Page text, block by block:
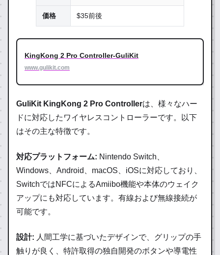
価格 $35前後
KingKong 2 Pro Controller-GuliKit
www.gulikit.com
GuliKit KingKong 2 Pro Controllerは、様々なハー
ドに対応したワイヤレスコントローラーです。以下
はその主な特徴です。
対応プラットフォーム: Nintendo Switch、
Windows、Android、macOS、iOSに対応しており、
SwitchではNFCによるAmiibo機能や本体のウェイク
アップにも対応しています。有線および無線接続が
可能です。
設計: 人間工学に基づいたデザインで、グリップの手
触りが良く、特許取得の独自開発のボタンや導電性